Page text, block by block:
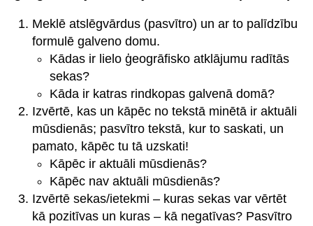
Meklē atslēgvārdus (pasvītro) un ar to palīdzību
formulē galveno domu.
Kādas ir lielo ģeogrāfisko atklājumu radītās
sekas?
Kāda ir katras rindkopas galvenā domā?
Izvērtē, kas un kāpēc no tekstā minētā ir aktuāli
mūsdienās; pasvītro tekstā, kur to saskati, un
pamato, kāpēc tu tā uzskati!
Kāpēc ir aktuāli mūsdienās?
Kāpēc nav aktuāli mūsdienās?
Izvērtē sekas/ietekmi – kuras sekas var vērtēt
kā pozitīvas un kuras – kā negatīvas? Pasvītro